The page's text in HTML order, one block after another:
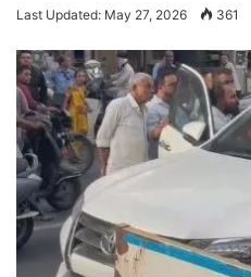
Last Updated: May 27, 2026 361